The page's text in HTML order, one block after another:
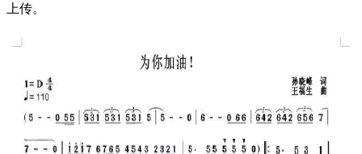
上传。